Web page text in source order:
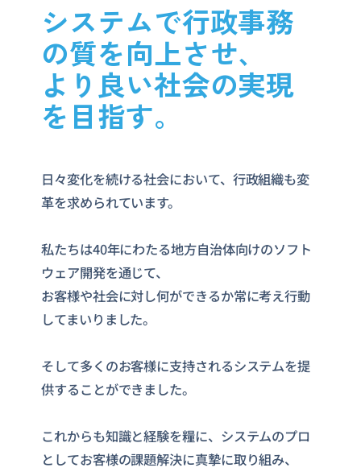
システムで行政事務
の質を向上させ、
より良い社会の実現
を目指す。
日々変化を続ける社会において、行政組織も変
革を求められています。
私たちは40年にわたる地方自治体向けのソフト
ウェア開発を通じて、
お客様や社会に対し何ができるか常に考え行動
してまいりました。
そして多くのお客様に支持されるシステムを提
供することができました。
これからも知識と経験を糧に、システムのプロ
としてお客様の課題解決に真摯に取り組み、